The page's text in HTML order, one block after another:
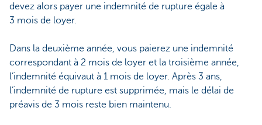
devez alors payer une indemnité de rupture égale à
3 mois de loyer.
Dans la deuxième année, vous paierez une indemnité
correspondant à 2 mois de loyer et la troisième année,
l’indemnité équivaut à 1 mois de loyer. Après 3 ans,
l’indemnité de rupture est supprimée, mais le délai de
préavis de 3 mois reste bien maintenu.